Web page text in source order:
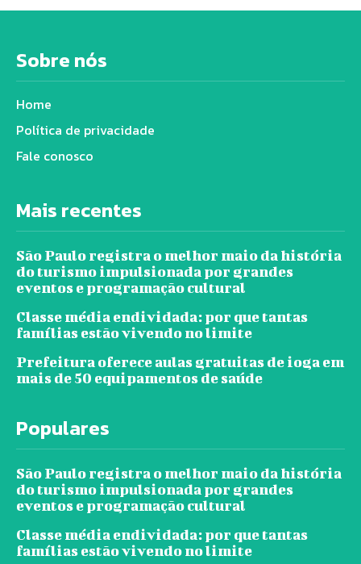
Sobre nós
Home
Política de privacidade
Fale conosco
Mais recentes
São Paulo registra o melhor maio da história
do turismo impulsionada por grandes
eventos e programação cultural
Classe média endividada: por que tantas
famílias estão vivendo no limite
Prefeitura oferece aulas gratuitas de ioga em
mais de 50 equipamentos de saúde
Populares
São Paulo registra o melhor maio da história
do turismo impulsionada por grandes
eventos e programação cultural
Classe média endividada: por que tantas
famílias estão vivendo no limite